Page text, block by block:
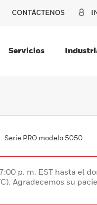
CONTÁCTENOS
Servicios
Serie PRO modelo 5050
p. m. EST hasta el
Agradecemos su